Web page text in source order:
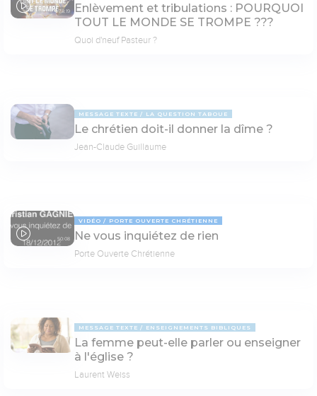
78:19
Enlèvement et tribulations : POURQUOI
TOUT LE MONDE SE TROMPE ???
Quoi d'neuf Pasteur ?
MESSAGE TEXTE LA QUESTION TABOUE
Le chrétien doit-il donner la dîme ?
Jean-Claude Guillaume
50:08
VIDÉO PORTE OUVERTE CHRÉTIENNE
Ne vous inquiétez de rien
Porte Ouverte Chrétienne
MESSAGE TEXTE ENSEIGNEMENTS BIBLIQUES
La femme peut-elle parler ou enseigner
à l'église ?
Laurent Weiss